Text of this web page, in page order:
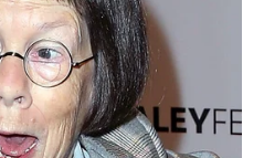
bercerai pada tahun 2002
dan melakukan kekerasan
pada 27 Maret 2009